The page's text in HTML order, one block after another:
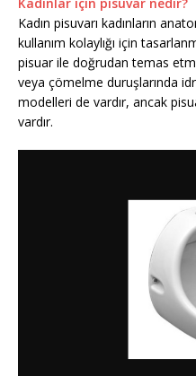
Kadınlar için pisuvar nedir?
Kadın pisuvarı kadınların
kullanım kolaylığı için
pisuar ile doğrudan temas
veya çömelme duruşlarında
modelleri de vardır, ancak
vardır.